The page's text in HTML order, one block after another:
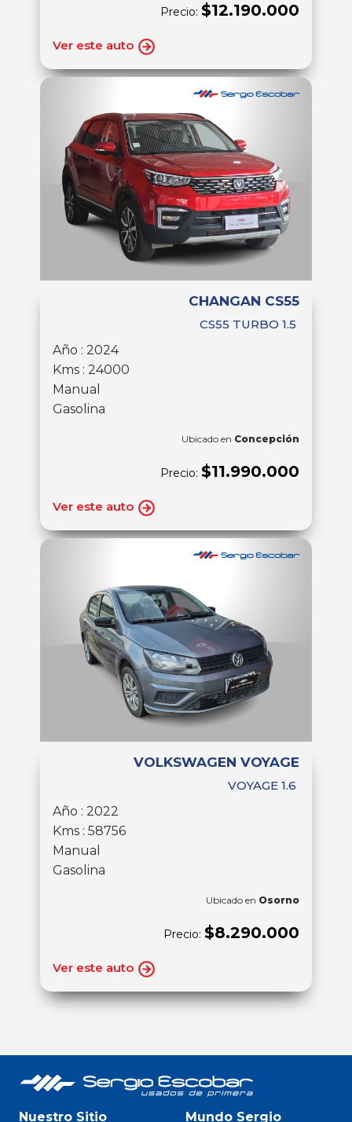
Precio: $12.190.000
Ver este auto
CHANGAN CS55
CS55 TURBO 1.5
Año : 2024
Kms : 24000
Manual
Gasolina
Ubicado en Concepción
Precio: $11.990.000
Ver este auto
VOLKSWAGEN VOYAGE
VOYAGE 1.6
Año : 2022
Kms : 58756
Manual
Gasolina
Ubicado en Osorno
Precio: $8.290.000
Ver este auto
Nuestro Sitio Mundo Sergio